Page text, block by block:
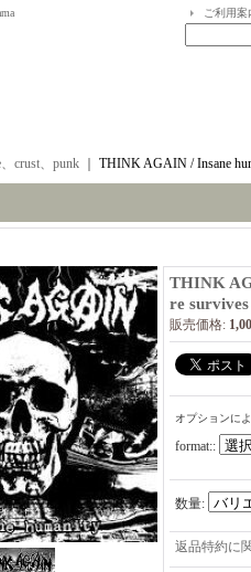
ご利用案
、crust、punk THINK AGAIN / Insane
THINK
re survives
販売価格:
オプションに
format::
数量:
返品特約に